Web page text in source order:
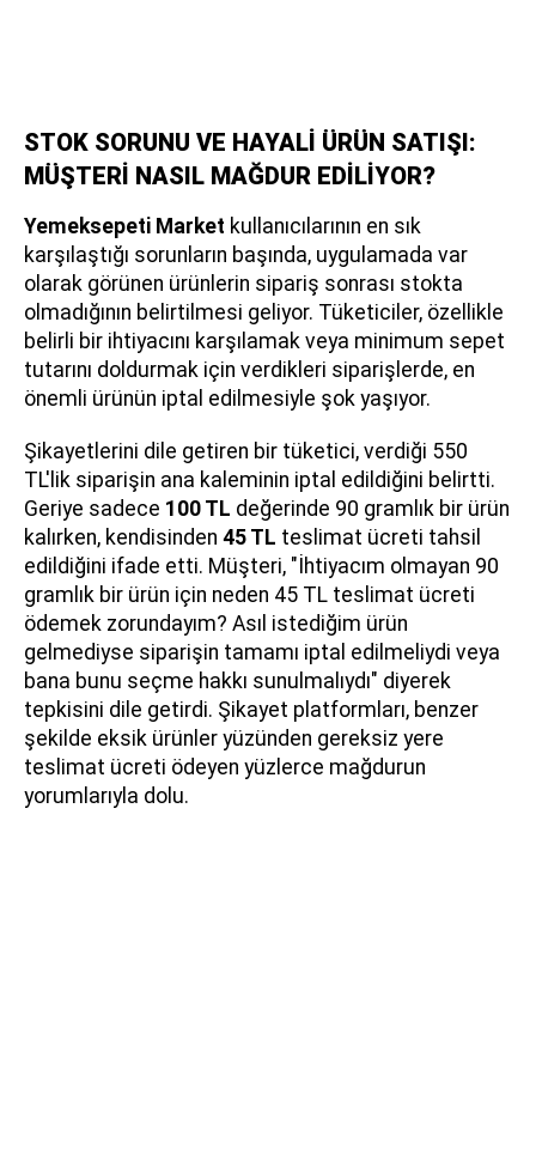
STOK SORUNU VE HAYALİ ÜRÜN SATIŞI:
MÜŞTERİ NASIL MAĞDUR EDİLİYOR?
Yemeksepeti Market kullanıcılarının en sık
karşılaştığı sorunların başında, uygulamada var
olarak görünen ürünlerin sipariş sonrası stokta
olmadığının belirtilmesi geliyor. Tüketiciler, özellikle
belirli bir ihtiyacını karşılamak veya minimum sepet
tutarını doldurmak için verdikleri siparişlerde, en
önemli ürünün iptal edilmesiyle şok yaşıyor.
Şikayetlerini dile getiren bir tüketici, verdiği 550
TL'lik siparişin ana kaleminin iptal edildiğini belirtti.
Geriye sadece 100 TL değerinde 90 gramlık bir ürün
kalırken, kendisinden 45 TL teslimat ücreti tahsil
edildiğini ifade etti. Müşteri, "İhtiyacım olmayan 90
gramlık bir ürün için neden 45 TL teslimat ücreti
ödemek zorundayım? Asıl istediğim ürün
gelmediyse siparişin tamamı iptal edilmeliydi veya
bana bunu seçme hakkı sunulmalıydı" diyerek
tepkisini dile getirdi. Şikayet platformları, benzer
şekilde eksik ürünler yüzünden gereksiz yere
teslimat ücreti ödeyen yüzlerce mağdurun
yorumlarıyla dolu.